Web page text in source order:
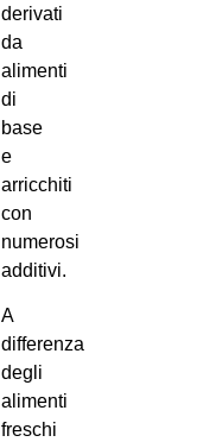
derivati
da
alimenti
di
base
e
arricchiti
con
numerosi
additivi.
A
differenza
degli
alimenti
freschi